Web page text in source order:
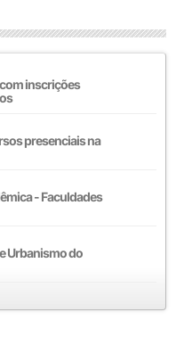
inscrições
presenciais na
- Faculdades
Urbanismo do